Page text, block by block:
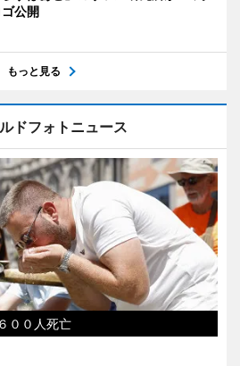
公開
もっと見る
ドフォトニュース
００人死亡